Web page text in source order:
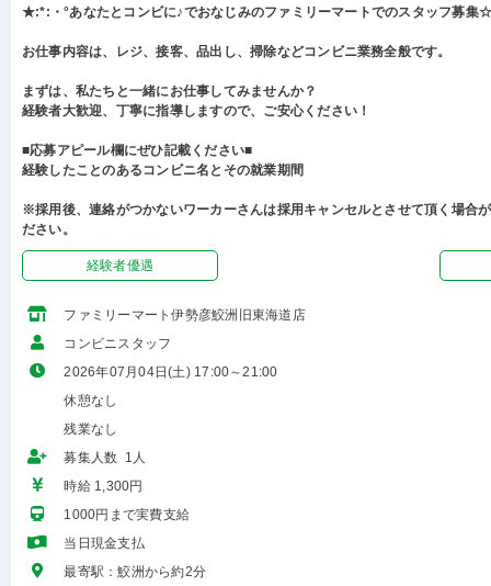
★:*:・°あなたとコンビに♪でおなじみのファミリーマートでのスタッフ募集
お仕事内容は、レジ、接客、品出し、掃除などコンビニ業務全般です。
まずは、私たちと一緒にお仕事してみませんか？
経験者大歓迎、丁寧に指導しますので、ご安心ください！
■応募アピール欄にぜひ記載ください■
経験したことのあるコンビニ名とその就業期間
※採用後、連絡がつかないワーカーさんは採用キャンセルとさせて頂く場合
ださい。
経験者優遇
ファミリーマート伊勢彦鮫洲旧東海道店
コンビニスタッフ
2026年07月04日(土) 17:00～21:00
休憩なし
残業なし
募集人数 1人
時給 1,300円
1000円まで実費支給
当日現金支払
最寄駅：鮫洲から約2分